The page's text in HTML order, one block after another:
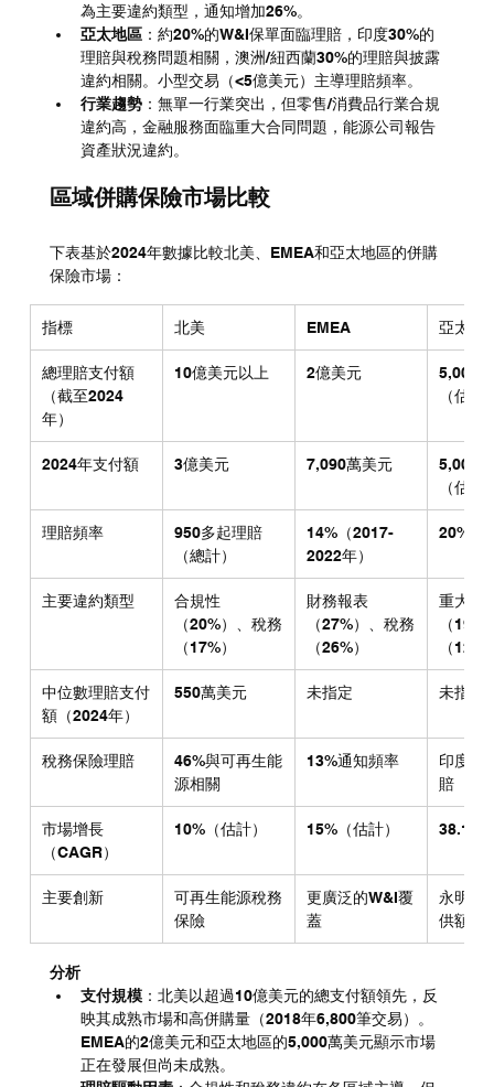
為主要違約類型，通知增加26%。
亞太地區：約20%的W&I保單面臨理賠，印度30%的
理賠與稅務問題相關，澳洲/紐西蘭30%的理賠與披露
違約相關。小型交易（<5億美元）主導理賠頻率。
行業趨勢：無單一行業突出，但零售/消費品行業合規
違約高，金融服務面臨重大合同問題，能源公司報告
資產狀況違約。
區域併購保險市場比較
下表基於2024年數據比較北美、EMEA和亞太地區的併購
保險市場：
指標 北美 EMEA 亞太地
總理賠支付額
（截至2024
年）
10億美元以上 2億美元
5,000
（估計
2024年支付額 3億美元 7,090萬美元
5,000
（估計
理賠頻率
950多起理賠
（總計）
14%（2017-
2022年）
20%
主要違約類型
合規性
（20%）、稅務
（17%）
財務報表
（27%）、稅務
（26%）
重大合
（19%
（
中位數理賠支付
額（2024年）
550萬美元 未指定 未指定
稅務保險理賠
46%與可再生能
源相關
13%通知頻率
印度
賠
市場增長
（CAGR）
10%（估計） 15%（估計） 38.1%
主要創新
可再生能源稅務
保險
更廣泛的W&I覆
蓋
永明
供額外
分析
支付規模：北美以超過10億美元的總支付額領先，反
映其成熟市場和高併購量（2018年6,800筆交易）。
EMEA的2億美元和亞太地區的5,000萬美元顯示市場
正在發展但尚未成熟。